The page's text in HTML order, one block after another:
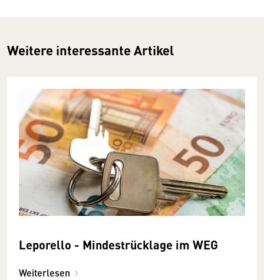
Weitere interessante Artikel
Leporello - Mindestrücklage im WEG
Weiterlesen